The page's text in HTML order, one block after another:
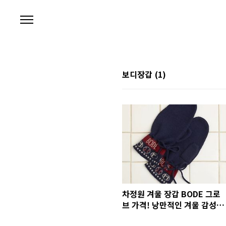
보디장갑 (1)
차정원 겨울 장갑 BODE 그로
브 가격! 낭만적인 겨울 감성 무